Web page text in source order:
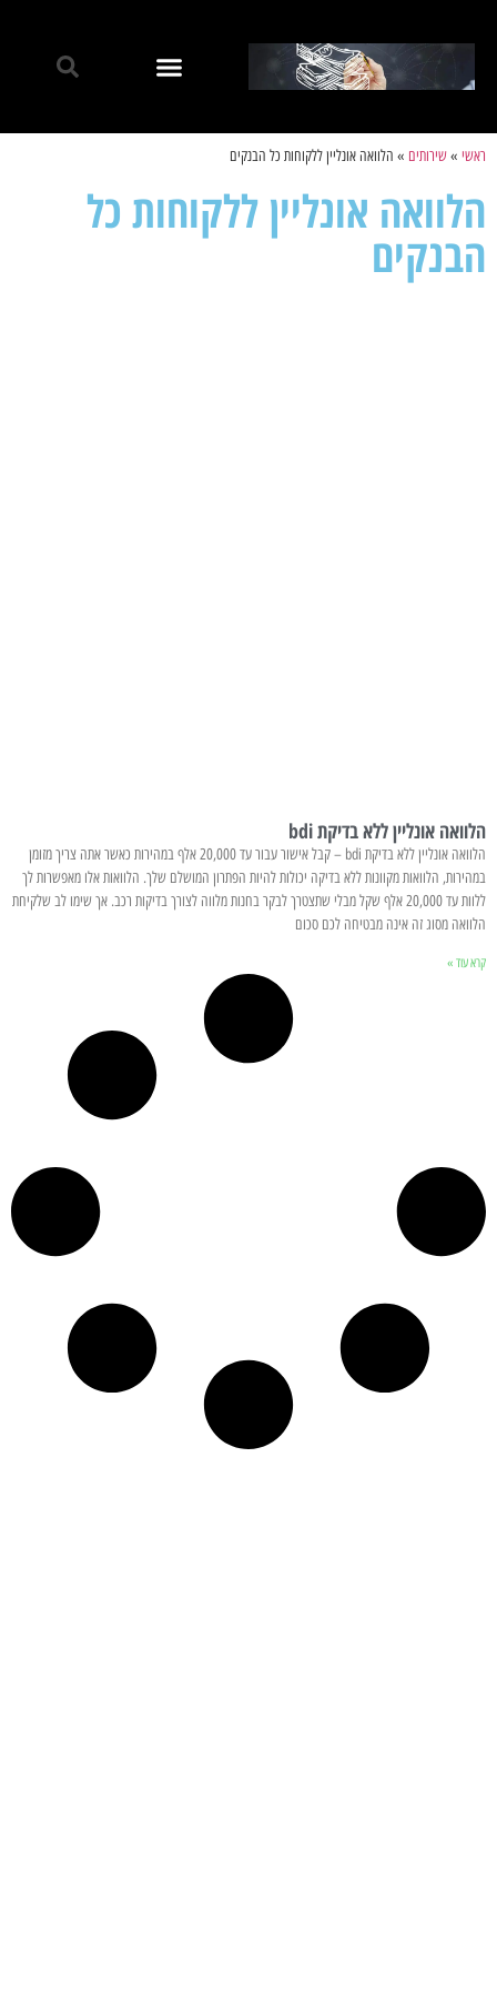
ראשי »שירותים » הלוואה אונליין ללקוחות כל הבנקים
הלוואה אונליין ללקוחות כל
הבנקים
הלוואה אונליין ללא בדיקת bdi
הלוואה אונליין ללא בדיקת bdi – קבל אישור עבור עד 20,000 אלף במהירות כאשר אתה צריך מזומן
במהירות, הלוואות מקוונות ללא בדיקה יכולות להיות הפתרון המושלם שלך. הלוואות אלו מאפשרות לך
ללוות עד 20,000 אלף שקל מבלי שתצטרך לבקר בחנות מלווה לצורך בדיקות רכב. אך שימו לב שלקיחת
הלוואה מסוג זה אינה מבטיחה לכם סכום
קרא עוד »